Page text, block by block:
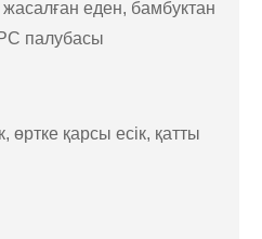
еден, бамбуктан
палубасы
өртке қарсы есік, қатты